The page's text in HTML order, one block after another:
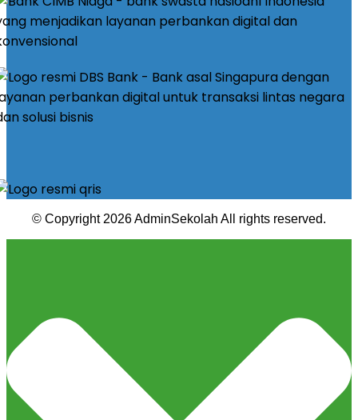
© Copyright 2026 AdminSekolah All rights reserved.